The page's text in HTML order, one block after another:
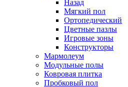
Назад
Мягкий пол
Ортопедический
Цветные пазлы
Игровые зоны
Конструкторы
Мармолеум
Модульные полы
Ковровая плитка
Пробковый пол